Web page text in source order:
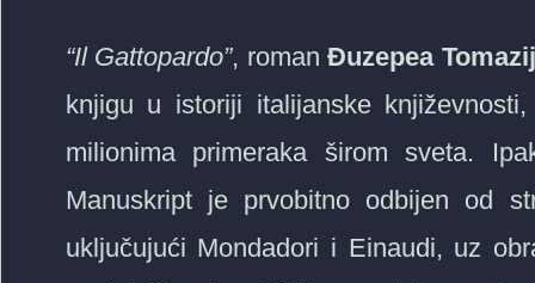
“Il Gattopardo”, romanĐuzepea
knjigu u istoriji italijanske
milionima primeraka širom sveta.
Manuskript je prvobitno odbijen od
uključujući Mondadori i Einaudi, uz